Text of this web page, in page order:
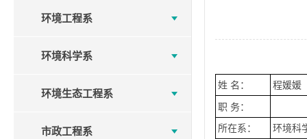
环境工程系
环境科学系
环境生态工程系
市政工程系
姓 名：
程媛媛
职 务：
所在系：
环境科